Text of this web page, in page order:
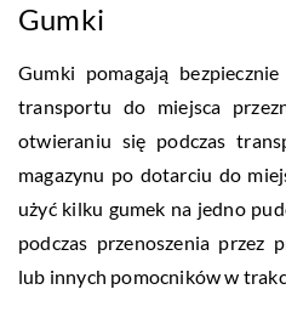
Gumki
Gumki pomagają
transportu do miejsca
otwieraniu się podczas
magazynu po dotarciu do
użyć kilku gumek na jedno
podczas przenoszenia przez
lub innych pomocników w